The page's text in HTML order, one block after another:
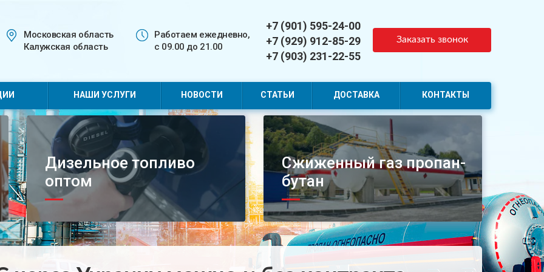
Московская область
Калужская область
Работаем ежедневно,
с 09.00 до 21.00
+7 (901) 595-24-00
+7 (929) 912-85-29
+7 (903) 231-22-55
Заказать звонок
НАШИ УСЛУГИ НОВОСТИ СТАТЬИ ДОСТАВКА КОНТАКТЫ
Дизельное топливо
оптом
Сжиженный газ пропан-
бутан